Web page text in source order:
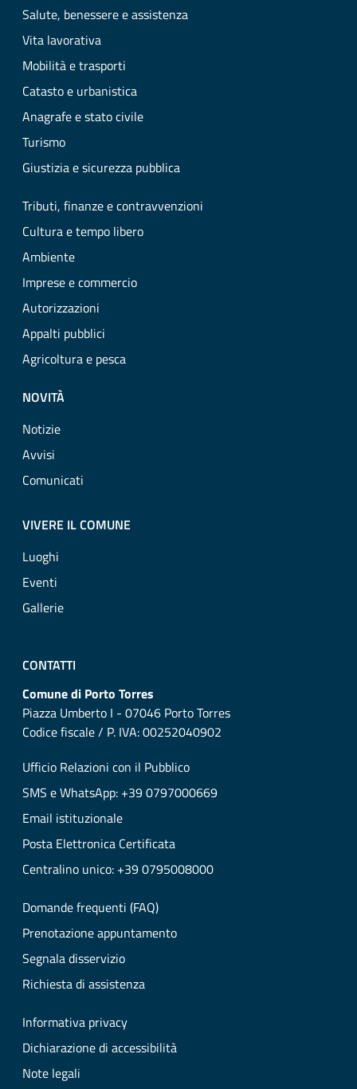
Salute, benessere e assistenza
Vita lavorativa
Mobilità e trasporti
Catasto e urbanistica
Anagrafe e stato civile
Turismo
Giustizia e sicurezza pubblica
Tributi, finanze e contravvenzioni
Cultura e tempo libero
Ambiente
Imprese e commercio
Autorizzazioni
Appalti pubblici
Agricoltura e pesca
NOVITÀ
Notizie
Avvisi
Comunicati
VIVERE IL COMUNE
Luoghi
Eventi
Gallerie
CONTATTI
Comune di Porto Torres
Piazza Umberto I - 07046 Porto Torres
Codice fiscale / P. IVA: 00252040902
Ufficio Relazioni con il Pubblico
SMS e WhatsApp: +39 0797000669
Email istituzionale
Posta Elettronica Certificata
Centralino unico: +39 0795008000
Domande frequenti (FAQ)
Prenotazione appuntamento
Segnala disservizio
Richiesta di assistenza
Informativa privacy
Dichiarazione di accessibilità
Note legali